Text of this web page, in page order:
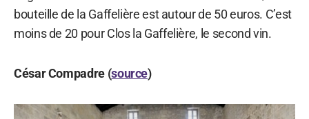
bouteille de la Gaffelière est autour de 50 euros. C’est
moins de 20 pour Clos la Gaffelière, le second vin.
César Compadre (source)